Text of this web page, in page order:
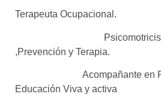
Terapeuta Ocupacional.
Psicomotricista en
,Prevención y Terapia.
Acompañante en
Educación Viva y activa